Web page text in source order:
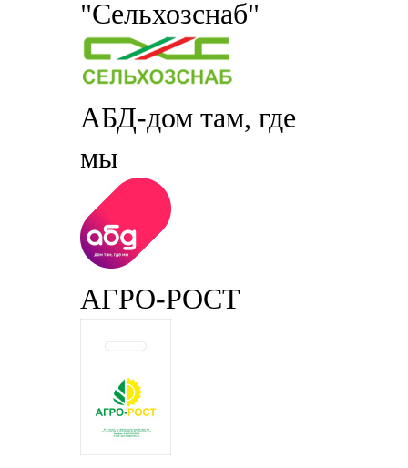
"Сельхозснаб"
АБД-дом там, где
мы
АГРО-РОСТ